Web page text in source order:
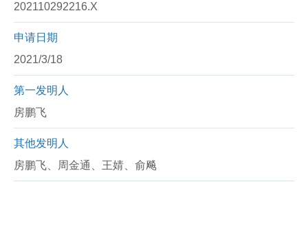
202110292216.X
申请日期
2021/3/18
第一发明人
房鹏飞
其他发明人
房鹏飞、周金通、王婧、俞飚